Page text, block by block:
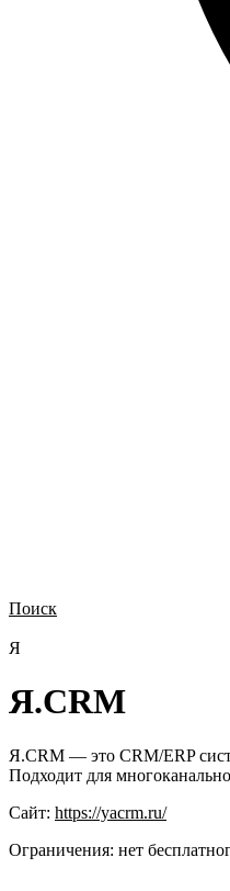
Поиск
Я
Я.CRM
Я.CRM — это CRM/ERP
Подходит для
Сайт: https://yacrm.ru/
Ограничения: нет